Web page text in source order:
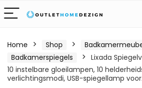
Home Shop
Badkamerspiegels
Lixada
10 instelbare gloeilampen, 10
verlichtingsmodi, USB-spiegellamp